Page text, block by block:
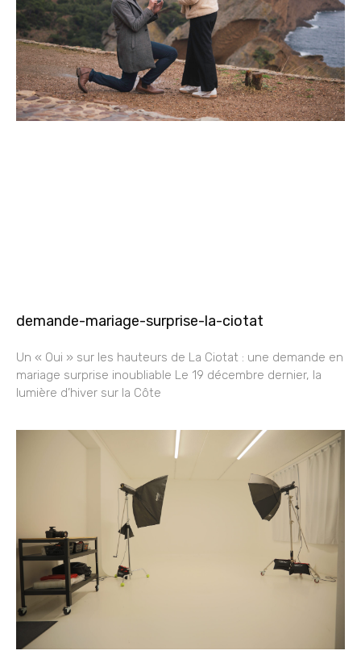
demande-mariage-surprise-la-ciotat
Un « Oui » sur les hauteurs de La Ciotat : une demande en
mariage surprise inoubliable Le 19 décembre dernier, la
lumière d’hiver sur la Côte